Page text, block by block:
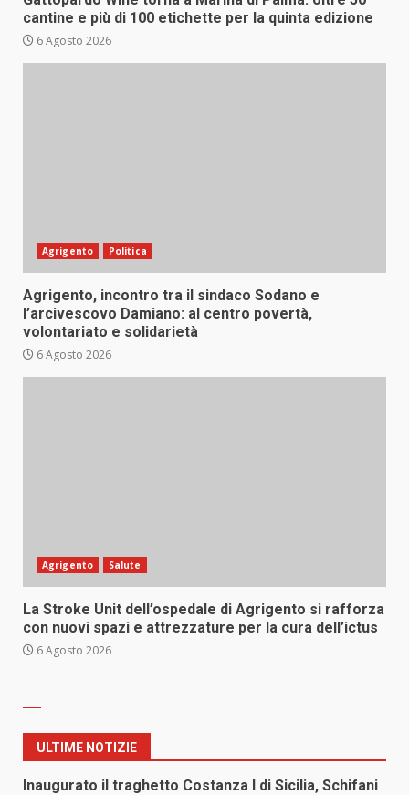
cantine e più di 100 etichette per la quinta edizione
6 Agosto 2026
Agrigento Politica
Agrigento, incontro tra il sindaco Sodano e
l’arcivescovo Damiano: al centro povertà,
volontariato e solidarietà
6 Agosto 2026
Agrigento Salute
La Stroke Unit dell’ospedale di Agrigento si rafforza
con nuovi spazi e attrezzature per la cura dell’ictus
6 Agosto 2026
ULTIME NOTIZIE
Inaugurato il traghetto Costanza I di Sicilia, Schifani